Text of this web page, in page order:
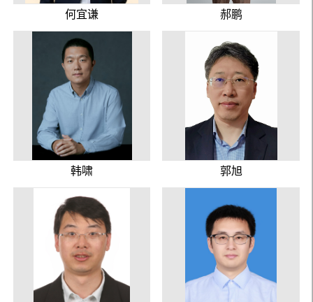
何宜谦 郝鹏
韩啸 郭旭